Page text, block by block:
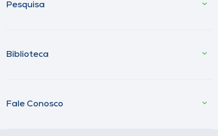
Pesquisa
Biblioteca
Fale Conosco